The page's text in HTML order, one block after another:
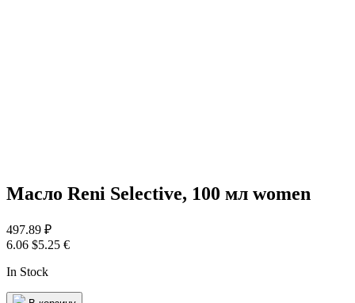
Масло Reni Selective, 100 мл women
497.89 ₽
6.06 $5.25 €
In Stock